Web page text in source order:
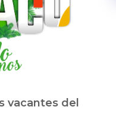
vacantes del